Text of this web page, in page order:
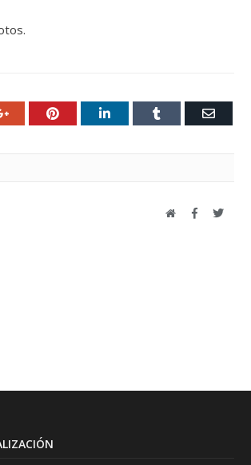
Google+ Pinterest LinkedIn Email
WebFacebookTwitter